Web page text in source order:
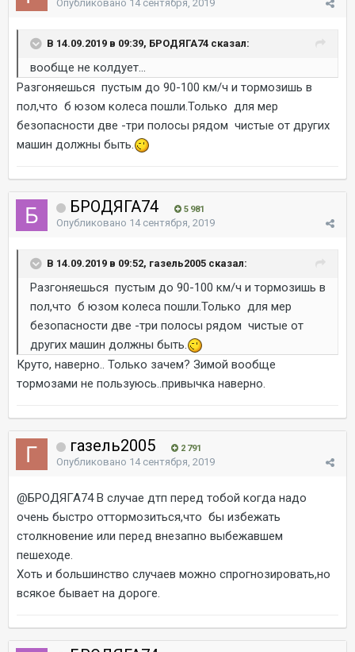
Опубликовано 14 сентября, 2019
В 14.09.2019 в 09:39, БРОДЯГА74 сказал:
вообще не колдует...
Разгоняешься пустым до 90-100 км/ч и тормозишь в
пол,что б юзом колеса пошли.Только для мер
безопасности две -три полосы рядом чистые от других
машин должны быть.
БРОДЯГА74 5 981
Опубликовано 14 сентября, 2019
В 14.09.2019 в 09:52, газель2005 сказал:
Разгоняешься пустым до 90-100 км/ч и тормозишь в
пол,что б юзом колеса пошли.Только для мер
безопасности две -три полосы рядом чистые от
других машин должны быть.
Круто, наверно.. Только зачем? Зимой вообще
тормозами не пользуюсь..привычка наверно.
газель2005 2 791
Опубликовано 14 сентября, 2019
@БРОДЯГА74В случае дтп перед тобой когда надо
очень быстро оттормозиться,что бы избежать
столкновение или перед внезапно выбежавшем
пешеходе.
Хоть и большинство случаев можно спрогнозировать,но
всякое бывает на дороге.